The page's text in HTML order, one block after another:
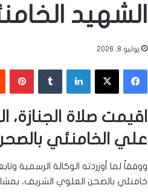
الشهيد
يوليو 8, 2026
فيسبوك ‫X لينكدإن بينتيريست
اقيمت صلاة الجنازة،
علي الخامنئي
ووفقاً لما أوزردته الوكالة الرسمية
خامنئي بالصحن العلوي الشريف،